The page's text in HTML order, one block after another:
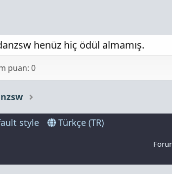
henüz hiç ödül almamış.
puan: 0
style Türkçe (TR)